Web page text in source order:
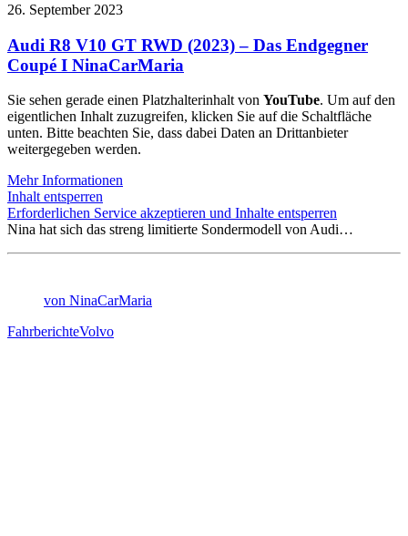
26. September 2023
Audi R8 V10 GT RWD (2023) – Das Endgegner
Coupé I NinaCarMaria
Sie sehen gerade einen Platzhalterinhalt von YouTube. Um auf den
eigentlichen Inhalt zuzugreifen, klicken Sie auf die Schaltfläche
unten. Bitte beachten Sie, dass dabei Daten an Drittanbieter
weitergegeben werden.
Mehr Informationen
Inhalt entsperren
Erforderlichen Service akzeptieren und Inhalte entsperren
Nina hat sich das streng limitierte Sondermodell von Audi…
von NinaCarMaria
FahrberichteVolvo